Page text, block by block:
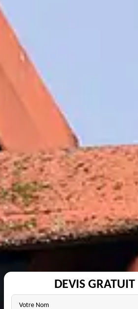
DEVIS GRATUIT